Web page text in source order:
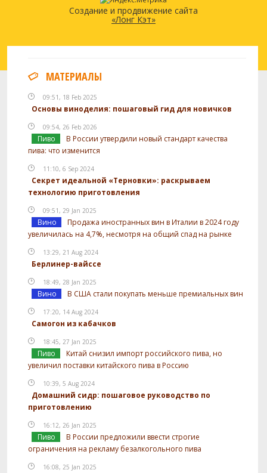
Создание и продвижение сайта
«Лонг Кэт»
МАТЕРИАЛЫ
09:51, 18 Feb 2025
Основы виноделия: пошаговый гид для новичков
09:54, 26 Feb 2026
Пиво
В России утвердили новый стандарт качества
пива: что изменится
11:10, 6 Sep 2024
Секрет идеальной «Терновки»: раскрываем
технологию приготовления
09:51, 29 Jan 2025
Вино
Продажа иностранных вин в Италии в 2024 году
увеличилась на 4,7%, несмотря на общий спад на рынке
13:29, 21 Aug 2024
Берлинер-вайссе
18:49, 28 Jan 2025
Вино В США стали покупать меньше премиальных вин
17:20, 14 Aug 2024
Самогон из кабачков
18:45, 27 Jan 2025
Пиво
Китай снизил импорт российского пива, но
увеличил поставки китайского пива в Россию
10:39, 5 Aug 2024
Домашний сидр: пошаговое руководство по
приготовлению
16:12, 26 Jan 2025
Пиво
В России предложили ввести строгие
ограничения на рекламу безалкогольного пива
16:08, 25 Jan 2025